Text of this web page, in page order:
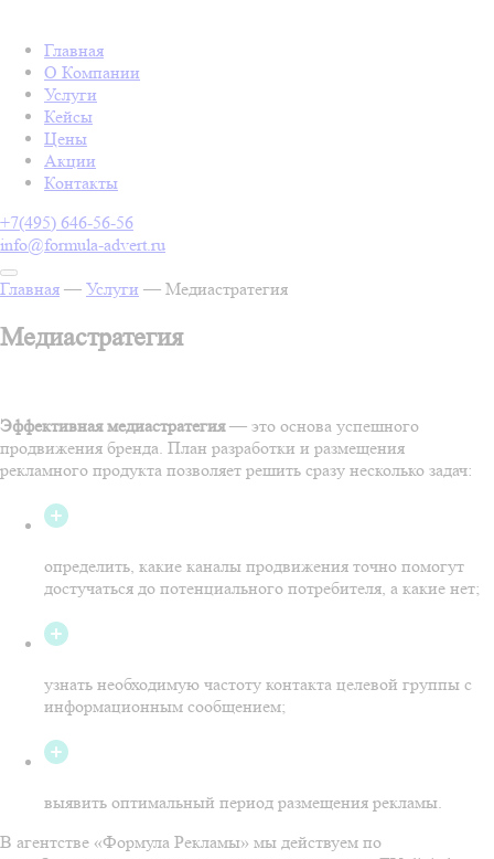
Главная
О Компании
Услуги
Кейсы
Цены
Акции
Контакты
+7(495) 646-56-56
info@formula-advert.ru
Главная — Услуги — Медиастратегия
Медиастратегия
Эффективная медиастратегия— это основа успешного
продвижения бренда. План разработки и размещения
рекламного продукта позволяет решить сразу несколько задач:
определить, какие каналы продвижения точно помогут
достучаться до потенциального потребителя, а какие нет;
узнать необходимую частоту контакта целевой группы с
информационным сообщением;
выявить оптимальный период размещения рекламы.
В агентстве «Формула Рекламы» мы действуем по